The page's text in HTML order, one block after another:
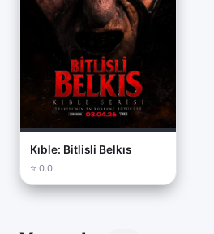
yalnızlığına ortak ediyor.
Mert Özcan’ın karanlık ve
filmin atmosferini
tasarımındaki bazı tercihler,
yükselen efektler, gerilimi
getiriyor. Müzikler ise yer yer
olsa da, genel anlamda
desteklemekten uzak kalıyor.
Kıble: Bitlisli Belkıs
⭐ 0.0